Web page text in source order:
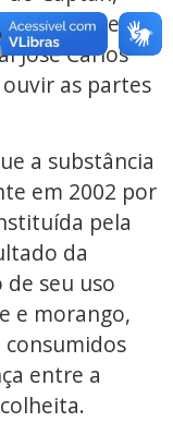
de seu
José Carlos
as partes
a substância
em 2002 por
pela
da
seu uso
e morango,
entre a